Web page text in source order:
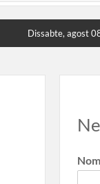
Salvador IllaDissabte, agost
Nom